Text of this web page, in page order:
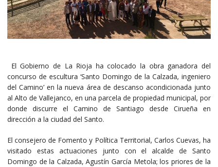
El Gobierno de La Rioja ha colocado la obra ganadora del
concurso de escultura ‘Santo Domingo de la Calzada, ingeniero
del Camino’ en la nueva área de descanso acondicionada junto
al Alto de Vallejanco, en una parcela de propiedad municipal, por
donde discurre el Camino de Santiago desde Cirueña en
dirección a la ciudad del Santo.
El consejero de Fomento y Política Territorial, Carlos Cuevas, ha
visitado estas actuaciones junto con el alcalde de Santo
Domingo de la Calzada, Agustín García Metola; los priores de la